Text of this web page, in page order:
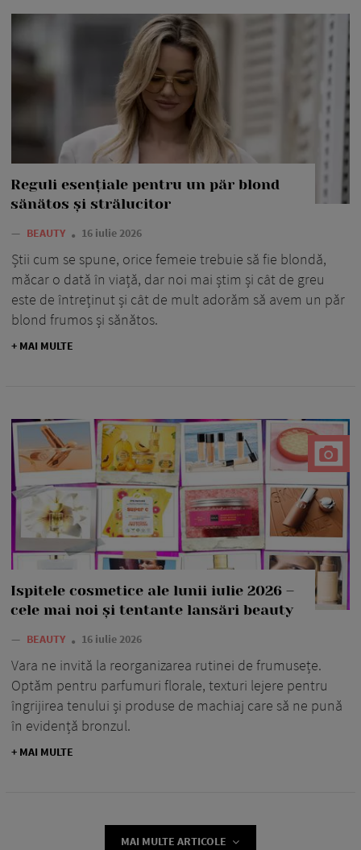
Reguli esențiale pentru un păr blond
sănătos și strălucitor
— BEAUTY 16 iulie 2026
Știi cum se spune, orice femeie trebuie să fie blondă,
măcar o dată în viață, dar noi mai știm și cât de greu
este de întreținut și cât de mult adorăm să avem un păr
blond frumos și sănătos.
+ MAI MULTE
Ispitele cosmetice ale lunii iulie 2026 –
cele mai noi și tentante lansări beauty
— BEAUTY 16 iulie 2026
Vara ne invită la reorganizarea rutinei de frumusețe.
Optăm pentru parfumuri florale, texturi lejere pentru
îngrijirea tenului și produse de machiaj care să ne pună
în evidență bronzul.
+ MAI MULTE
MAI MULTE ARTICOLE